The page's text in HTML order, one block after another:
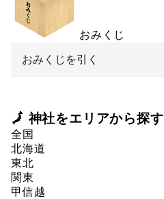
おみくじ
おみくじを引く
🗾 神社をエリアから探す
全国
北海道
東北
関東
甲信越